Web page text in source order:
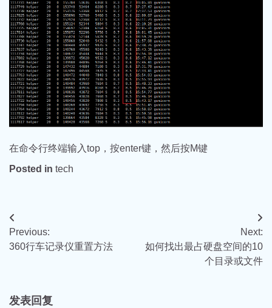
在命令行终端输入top，按enter键，然后按M键
Posted in tech
文
章
Previous:
360行车记录仪重置方法
Next:
如何找出最占硬盘空间的10
个目录或文件
发表回复